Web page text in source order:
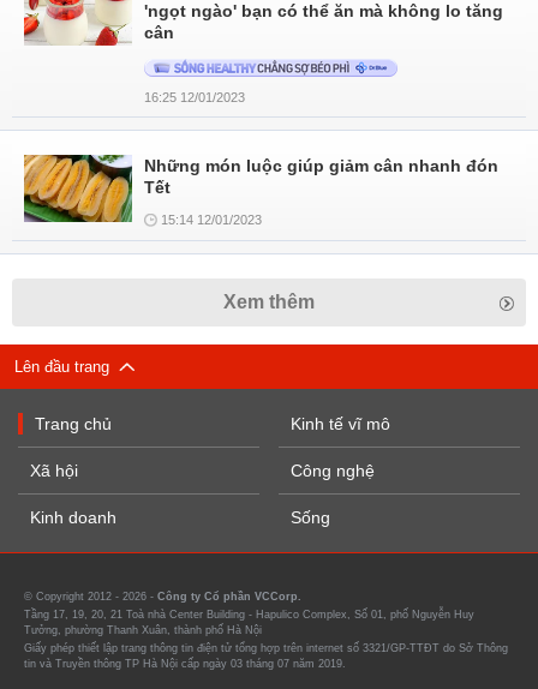
'ngọt ngào' bạn có thể ăn mà không lo tăng
cân
16:25 12/01/2023
Những món luộc giúp giảm cân nhanh đón
Tết
15:14 12/01/2023
Xem thêm
Lên đầu trang
Trang chủ
Xã hội
Kinh doanh
Kinh tế vĩ mô
Công nghệ
Sống
© Copyright 2012 - 2026 - Công ty Cổ phần VCCorp.
Tầng 17, 19, 20, 21 Toà nhà Center Building - Hapulico Complex, Số 01, phố Nguyễn Huy
Tưởng, phường Thanh Xuân, thành phố Hà Nội
Giấy phép thiết lập trang thông tin điện tử tổng hợp trên internet số 3321/GP-TTĐT do Sở Thông
tin và Truyền thông TP Hà Nội cấp ngày 03 tháng 07 năm 2019.